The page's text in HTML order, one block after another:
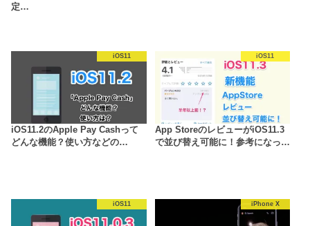
定…
iOS11
iOS11.2のApple Pay Cashって
どんな機能？使い方などの…
iOS11
App StoreのレビューがiOS11.3
で並び替え可能に！参考になっ…
iOS11 iPhone X